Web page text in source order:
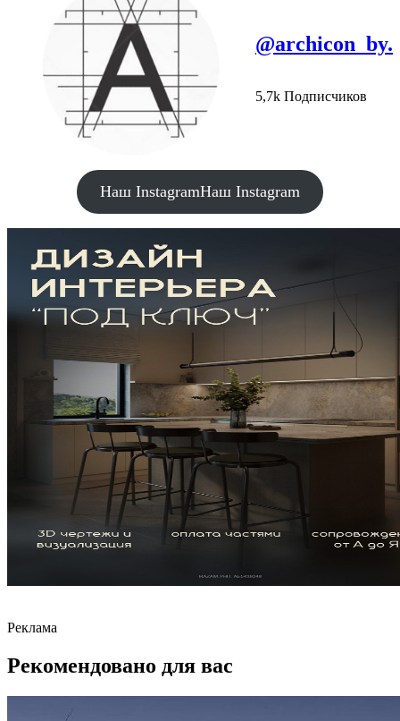
@archicon_by.
5,7k Подписчиков
Наш InstagramНаш Instagram
Реклама
Рекомендовано для вас